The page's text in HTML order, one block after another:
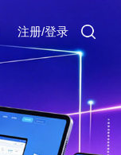
注册/登录